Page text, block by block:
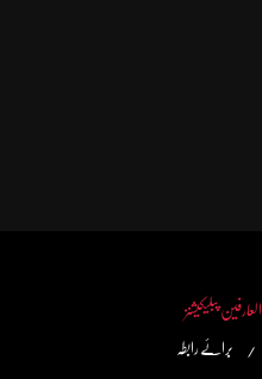
العارفین پبلیکیشنز
برائے رابطہ